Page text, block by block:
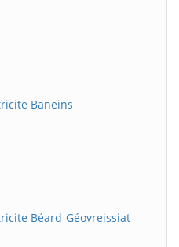
Baneins
Béard-Géovreissiat